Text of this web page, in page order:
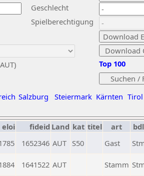
Geschlecht
Spielberechtigung
Salzburg Steiermark Kärnten Tirol
Top 100
eloi fideid Land kat titel art
1652346 AUT S50 Gast
1641522 AUT Stamm